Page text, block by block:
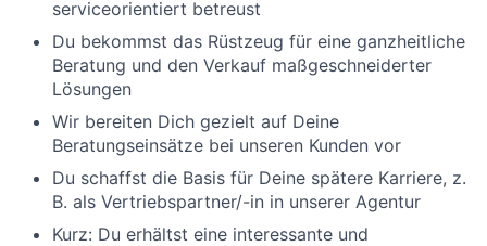
serviceorientiert betreust
Du bekommst das Rüstzeug für eine ganzheitliche
Beratung und den Verkauf maßgeschneiderter
Lösungen
Wir bereiten Dich gezielt auf Deine
Beratungseinsätze bei unseren Kunden vor
Du schaffst die Basis für Deine spätere Karriere, z.
B. als Vertriebspartner/-in in unserer Agentur
Kurz: Du erhältst eine interessante und